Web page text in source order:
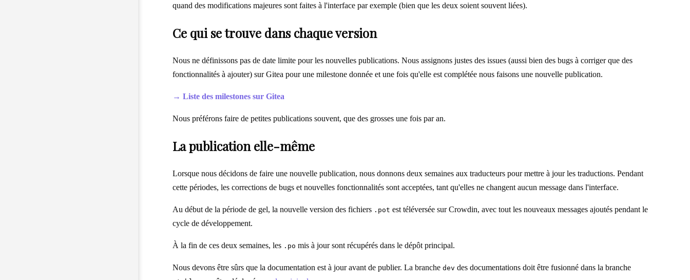
quand des modifications majeures sont faites à l'interface par exemple (bien que les deux soient souvent liées).
Ce qui se trouve dans chaque version
Nous ne définissons pas de date limite pour les nouvelles publications. Nous assignons justes des issues (aussi bien des bugs à corriger que des
fonctionnalités à ajouter) sur Gitea pour une milestone donnée et une fois qu'elle est complétée nous faisons une nouvelle publication.
→ Liste des milestones sur Gitea
Nous préférons faire de petites publications souvent, que des grosses une fois par an.
La publication elle-même
Lorsque nous décidons de faire une nouvelle publication, nous donnons deux semaines aux traducteurs pour mettre à jour les traductions. Pendant
cette périodes, les corrections de bugs et nouvelles fonctionnalités sont acceptées, tant qu'elles ne changent aucun message dans l'interface.
Au début de la période de gel, la nouvelle version des fichiers .pot est téléversée sur Crowdin, avec tout les nouveaux messages ajoutés pendant le
cycle de développement.
À la fin de ces deux semaines, les .po mis à jour sont récupérés dans le dépôt principal.
Nous devons être sûrs que la documentation est à jour avant de publier. La branche dev des documentations doit être fusionné dans la branche